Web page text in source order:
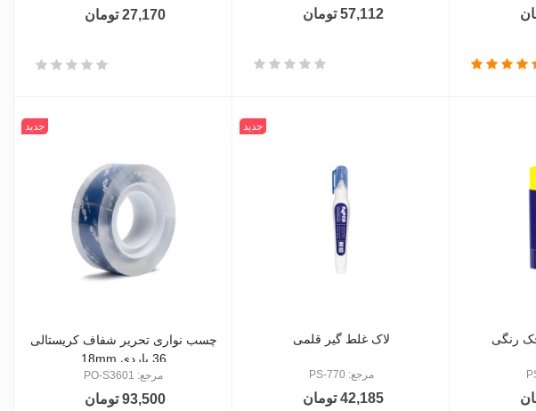
57,112 تومان 27,170 تومان
رنگی
جدید
لاک غلط گیر قلمی
مرجع: PS-770
42,185 تومان
جدید
چسب نواری تحریر شفاف کریستالی
36 یاردی 18mm
مرجع: PO-S3601
93,500 تومان